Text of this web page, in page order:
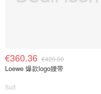
€360.36 €420.00
Loewe 爆款logo腰带
Suit